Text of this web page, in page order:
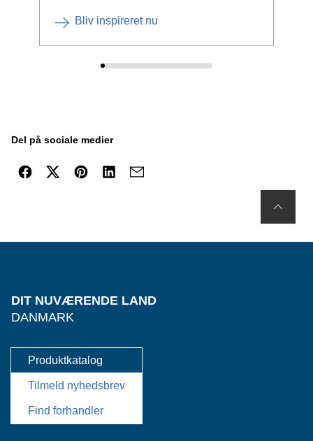
Bliv inspireret nu
Del på sociale medier
DIT NUVÆRENDE LAND
DANMARK
Produktkatalog
Tilmeld nyhedsbrev
Find forhandler